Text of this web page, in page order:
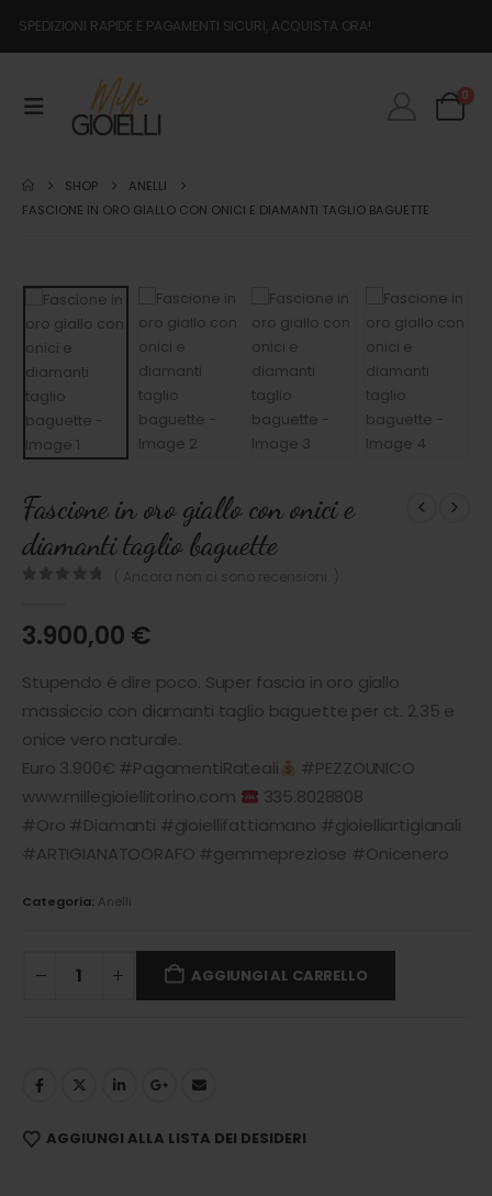
SPEDIZIONI RAPIDE E PAGAMENTI SICURI, ACQUISTA ORA!
0
SHOP
ANELLI
FASCIONE IN ORO GIALLO CON ONICI E DIAMANTI TAGLIO BAGUETTE
Fascione in oro giallo con onici e
diamanti taglio baguette
3.900,00 €
Stupendo é dire poco. Super fascia in oro giallo
massiccio con diamanti taglio baguette per ct. 2.35 e
onice vero naturale.
Euro 3.900€ #PagamentiRateali
#PEZZOUNICO
www.millegioiellitorino.com
335.8028808
#Oro #Diamanti #gioiellifattiamano #gioielliartigianali
#ARTIGIANATOORAFO #gemmepreziose #Onicenero
Categoria: Anelli
AGGIUNGI AL CARRELLO
AGGIUNGI ALLA LISTA DEI DESIDERI